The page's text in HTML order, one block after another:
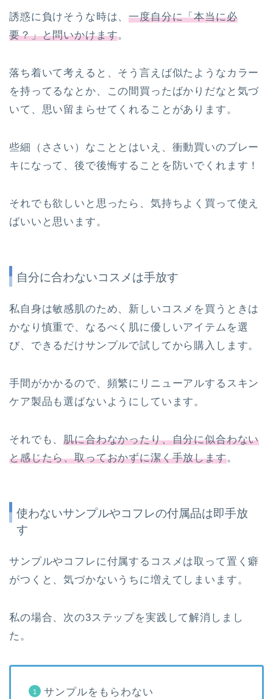
誘惑に負けそうな時は、一度自分に「本当に必
要？」と問いかけます。
落ち着いて考えると、そう言えば似たようなカラー
を持ってるなとか、この間買ったばかりだなと気づ
いて、思い留まらせてくれることがあります。
些細（ささい）なこととはいえ、衝動買いのブレー
キになって、後で後悔することを防いでくれます！
それでも欲しいと思ったら、気持ちよく買って使え
ばいいと思います。
自分に合わないコスメは手放す
私自身は敏感肌のため、新しいコスメを買うときは
かなり慎重で、なるべく肌に優しいアイテムを選
び、できるだけサンプルで試してから購入します。
手間がかかるので、頻繁にリニューアルするスキン
ケア製品も選ばないようにしています。
それでも、肌に合わなかったり、自分に似合わない
と感じたら、取っておかずに潔く手放します。
使わないサンプルやコフレの付属品は即手放
す
サンプルやコフレに付属するコスメは取って置く癖
がつくと、気づかないうちに増えてしまいます。
私の場合、次の3ステップを実践して解消しまし
た。
サンプルをもらわない